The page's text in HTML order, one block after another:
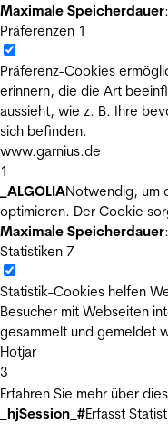
Maximale Speicherdauer
Präferenzen 1
Präferenz-Cookies
erinnern, die die Art
aussieht, wie z. B. Ihre
sich befinden.
www.garnius.de
1
_ALGOLIANotwendig, um
optimieren. Der Cookie
Maximale Speicherdauer
Statistiken 7
Statistik-Cookies helfen
Besucher mit Webseiten
gesammelt und gemeldet
Hotjar
3
Erfahren Sie mehr über
_hjSession_#Erfasst